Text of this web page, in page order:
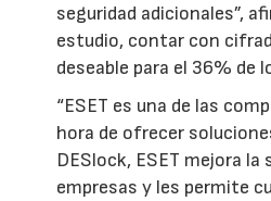
seguridad adicionales”,
estudio, contar con
deseable para el 36% de
“ESET es una de las
hora de ofrecer
DESlock, ESET mejora la
empresas y les permite